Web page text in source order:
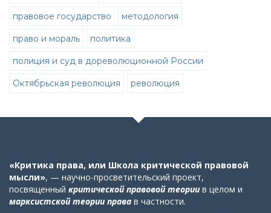
правовое государство методология
право и мораль политика
полиция и суд в дореволюционной России
Октябрьская революция революция
«Критика права, или Школа критической правовой
мысли», — научно-просветительский проект,
посвященный критической правовой теории в целом и
марксистской теории права в частности.